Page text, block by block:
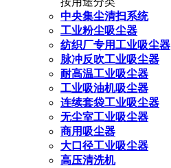
中央集尘清扫系统
工业粉尘吸尘器
纺织厂专用工业吸尘器
脉冲反吹工业吸尘器
耐高温工业吸尘器
工业吸油机吸尘器
连续套袋工业吸尘器
无尘室工业吸尘器
商用吸尘器
大口径工业吸尘器
高压清洗机